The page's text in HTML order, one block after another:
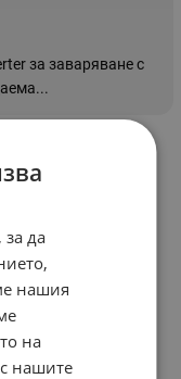
за заваряване с
да
нашия
на
нашите